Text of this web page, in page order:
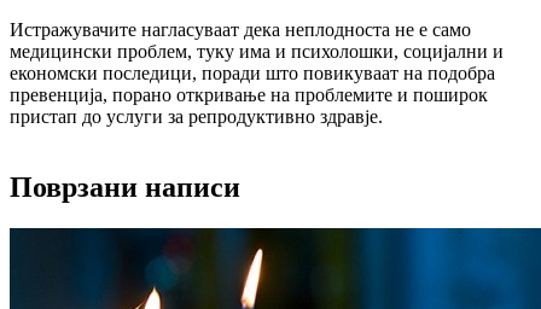
Истражувачите нагласуваат дека неплодноста не е само
медицински проблем, туку има и психолошки, социјални и
економски последици, поради што повикуваат на подобра
превенција, порано откривање на проблемите и поширок
пристап до услуги за репродуктивно здравје.
Поврзани написи